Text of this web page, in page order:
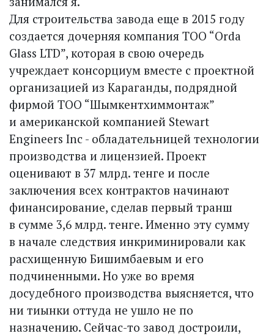
Для строительства завода еще в 2015 году
создается дочерняя компания ТОО “Orda
Glass LTD”, которая в свою очередь
учреждает консорциум вместе с проектной
организацией из Караганды, подрядной
фирмой ТОО “Шымкентхиммонтаж”
и американской компанией Stewart
Engineers Inc - обладательницей технологии
производства и лицензией. Проект
оценивают в 37 млрд. тенге и после
заключения всех контрактов начинают
финансирование, сделав первый транш
в сумме 3,6 млрд. тенге. Именно эту сумму
в начале следствия инкриминировали как
расхищенную Бишимбаевым и его
подчиненными. Но уже во время
досудебного производства выясняется, что
ни тиынки оттуда не ушло не по
назначению. Сейчас-то завод достроили,